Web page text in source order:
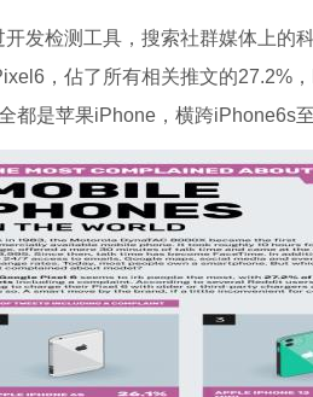
发检测工具，搜索社群媒体上的
，佔了所有相关推文的27.2%
都是苹果iPhone，横跨iPhone6s